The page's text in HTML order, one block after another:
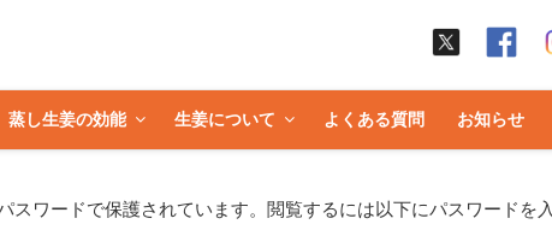
蒸し生姜の効能 生姜について よくある質問 お知らせ
スワードで保護されています。閲覧するには以下にパスワードを